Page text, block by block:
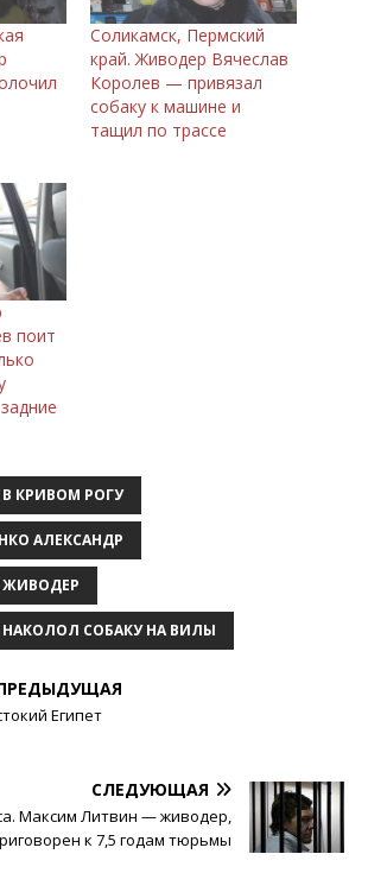
Соликамск, Пермский
край. Живодер Вячеслав
Королев — привязал
собаку к машине и
тащил по трассе
поит
КРИВОМ РОГУ
АЛЕКСАНДР
СОБАКУ НА ВИЛЫ
Египет
СЛЕДУЮЩАЯ
Максим Литвин — живодер,
к 7,5 годам тюрьмы